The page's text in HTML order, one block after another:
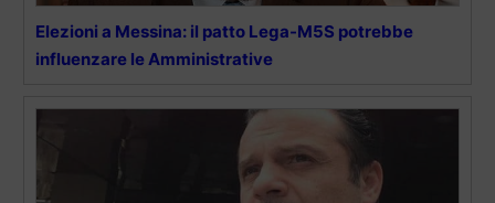
Elezioni a Messina: il patto Lega-M5S potrebbe
influenzare le Amministrative